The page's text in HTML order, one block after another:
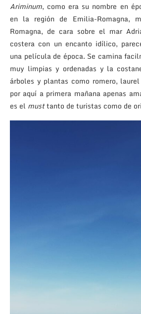
Ariminum, como era su nombre en
en la región de Emilia-Romagna,
Romagna, de cara sobre el mar
costera con un encanto idílico,
una película de época. Se camina
muy limpias y ordenadas y la
árboles y plantas como romero,
por aquí a primera mañana apenas
es el musttanto de turistas como de